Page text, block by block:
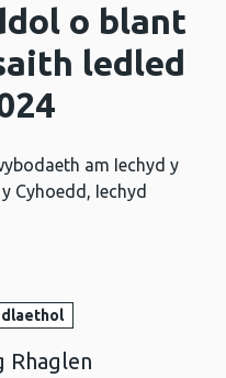
o blant
ledled
am Iechyd y
Cyhoedd, Iechyd
Rhaglen